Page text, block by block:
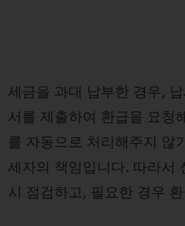
세금을 과대 납부한 경우,
서를 제출하여 환급을 요청
를 자동으로 처리해주지 않
세자의 책임입니다. 따라서
시 점검하고, 필요한 경우